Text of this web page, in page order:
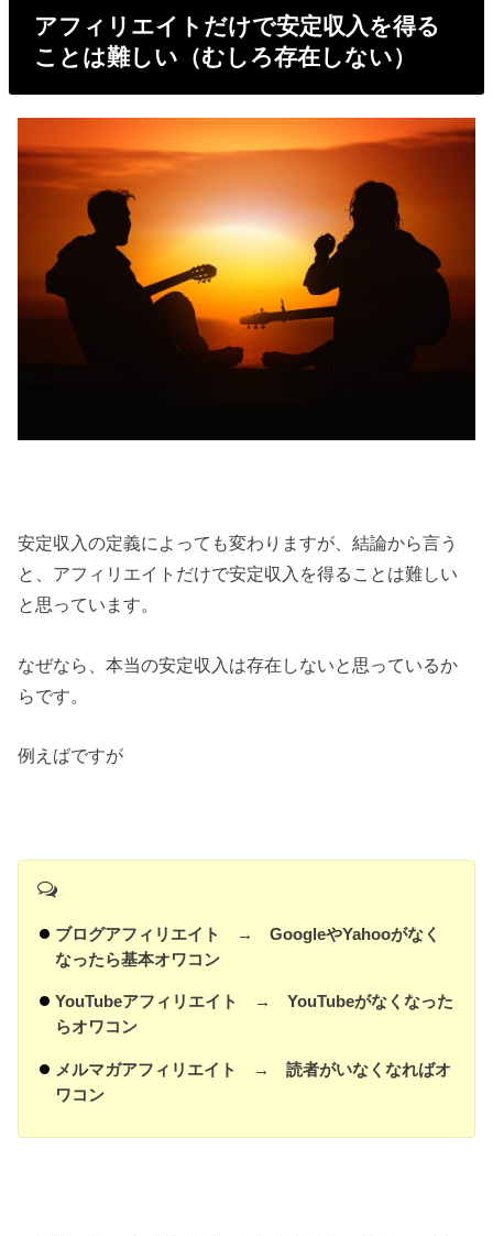
アフィリエイトだけで安定収入を得る
ことは難しい（むしろ存在しない）
安定収入の定義によっても変わりますが、結論から言う
と、アフィリエイトだけで安定収入を得ることは難しい
と思っています。
なぜなら、本当の安定収入は存在しないと思っているか
らです。
例えばですが
ブログアフィリエイト → GoogleやYahooがなく
なったら基本オワコン
YouTubeアフィリエイト → YouTubeがなくなった
らオワコン
メルマガアフィリエイト → 読者がいなくなればオ
ワコン